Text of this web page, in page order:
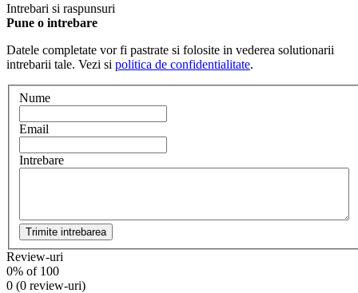
Intrebari si raspunsuri
Pune o intrebare
Datele completate vor fi pastrate si folosite in vederea solutionarii
intrebarii tale. Vezi si politica de confidentialitate.
Nume
Email
Intrebare
Trimite intrebarea
Review-uri
0% of 100
0 (0 review-uri)